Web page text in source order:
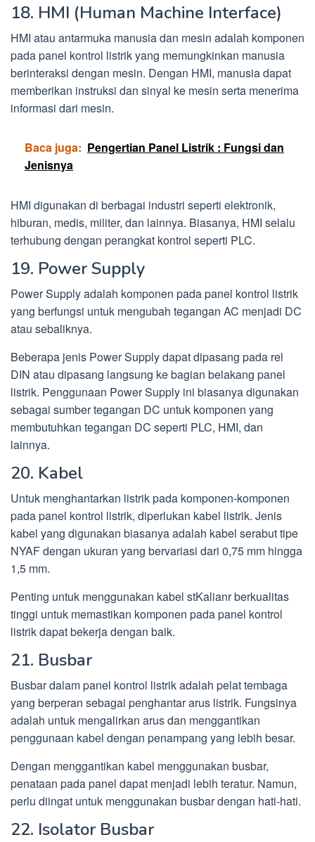
18. HMI (Human Machine Interface)
HMI atau antarmuka manusia dan mesin adalah komponen
pada panel kontrol listrik yang memungkinkan manusia
berinteraksi dengan mesin. Dengan HMI, manusia dapat
memberikan instruksi dan sinyal ke mesin serta menerima
informasi dari mesin.
Baca juga: Pengertian Panel Listrik : Fungsi dan
Jenisnya
HMI digunakan di berbagai industri seperti elektronik,
hiburan, medis, militer, dan lainnya. Biasanya, HMI selalu
terhubung dengan perangkat kontrol seperti PLC.
19. Power Supply
Power Supply adalah komponen pada panel kontrol listrik
yang berfungsi untuk mengubah tegangan AC menjadi DC
atau sebaliknya.
Beberapa jenis Power Supply dapat dipasang pada rel
DIN atau dipasang langsung ke bagian belakang panel
listrik. Penggunaan Power Supply ini biasanya digunakan
sebagai sumber tegangan DC untuk komponen yang
membutuhkan tegangan DC seperti PLC, HMI, dan
lainnya.
20. Kabel
Untuk menghantarkan listrik pada komponen-komponen
pada panel kontrol listrik, diperlukan kabel listrik. Jenis
kabel yang digunakan biasanya adalah kabel serabut tipe
NYAF dengan ukuran yang bervariasi dari 0,75 mm hingga
1,5 mm.
Penting untuk menggunakan kabel stKalianr berkualitas
tinggi untuk memastikan komponen pada panel kontrol
listrik dapat bekerja dengan baik.
21. Busbar
Busbar dalam panel kontrol listrik adalah pelat tembaga
yang berperan sebagai penghantar arus listrik. Fungsinya
adalah untuk mengalirkan arus dan menggantikan
penggunaan kabel dengan penampang yang lebih besar.
Dengan menggantikan kabel menggunakan busbar,
penataan pada panel dapat menjadi lebih teratur. Namun,
perlu diingat untuk menggunakan busbar dengan hati-hati.
22. Isolator Busbar